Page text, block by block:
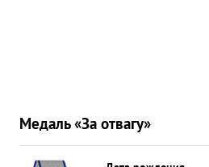
Медаль «За отвагу»